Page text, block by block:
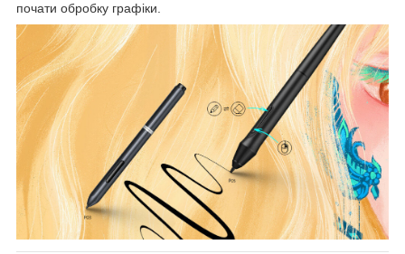
почати обробку графіки.